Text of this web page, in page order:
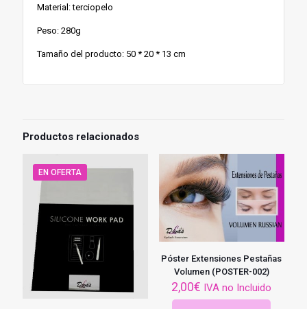
Material: terciopelo
Peso: 280g
Tamaño del producto: 50 * 20 * 13 cm
Productos relacionados
EN OFERTA
Póster Extensiones Pestañas
Volumen (POSTER-002)
2,00€ IVA no Incluido